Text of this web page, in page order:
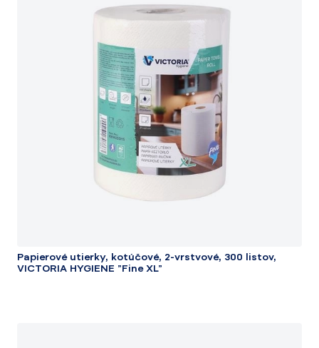
Papierové utierky, kotúčové, 2-vrstvové, 300 listov,
VICTORIA HYGIENE "Fine XL"